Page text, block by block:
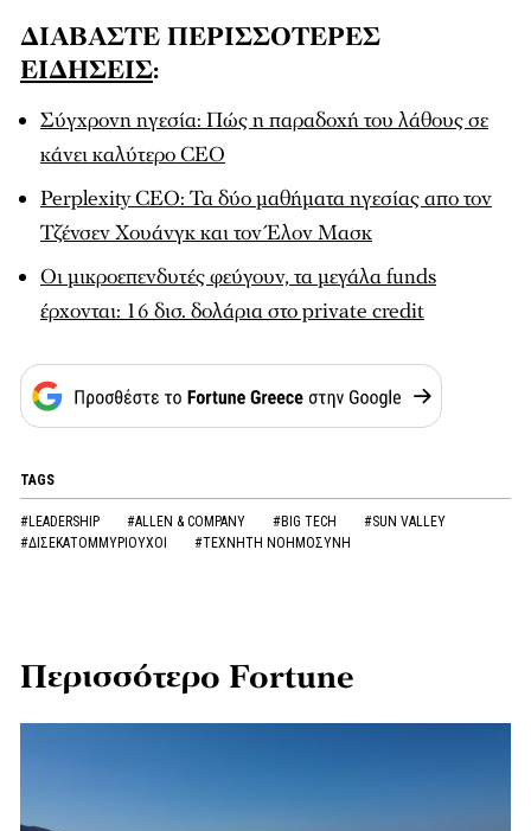
ΔΙΑΒΑΣΤΕ ΠΕΡΙΣΣΟΤΕΡΕΣ
ΕΙΔΗΣΕΙΣ:
Σύγχρονη ηγεσία: Πώς η παραδοχή του λάθους σε
κάνει καλύτερο CEO
Perplexity CEO: Τα δύο μαθήματα ηγεσίας απο τον
Τζένσεν Χουάνγκ και τον Έλον Μασκ
Οι μικροεπενδυτές φεύγουν, τα μεγάλα funds
έρχονται: 16 δισ. δολάρια στο private credit
TAGS
#LEADERSHIP #ALLEN & COMPANY #BIG TECH
#SUN VALLEY
#ΔΙΣΕΚΑΤΟΜΜΥΡΙΟΥΧΟΙ
#ΤΕΧΝΗΤΗ ΝΟΗΜΟΣΥΝΗ
Περισσότερο Fortune